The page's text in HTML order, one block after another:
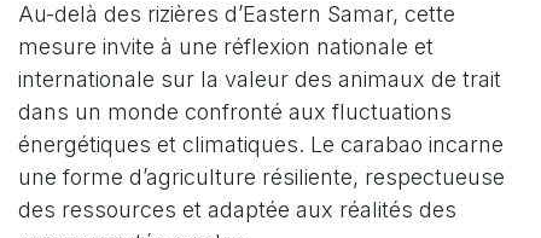
Au-delà des rizières d’Eastern Samar, cette
mesure invite à une réflexion nationale et
internationale sur la valeur des animaux de trait
dans un monde confronté aux fluctuations
énergétiques et climatiques. Le carabao incarne
une forme d’agriculture résiliente, respectueuse
des ressources et adaptée aux réalités des